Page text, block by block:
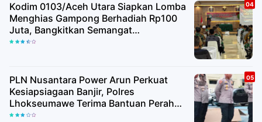
Kodim 0103/Aceh Utara Siapkan Lomba
Menghias Gampong Berhadiah Rp100
Juta, Bangkitkan Semangat
Kemerdekaan hingga Pelosok Desa
PLN Nusantara Power Arun Perkuat
Kesiapsiagaan Banjir, Polres
Lhokseumawe Terima Bantuan Perahu
Karet